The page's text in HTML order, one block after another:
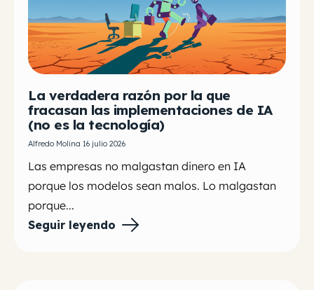
La verdadera razón por la que
fracasan las implementaciones de IA
(no es la tecnología)
Alfredo Molina 16 julio 2026
Las empresas no malgastan dinero en IA
porque los modelos sean malos. Lo malgastan
porque...
Seguir leyendo